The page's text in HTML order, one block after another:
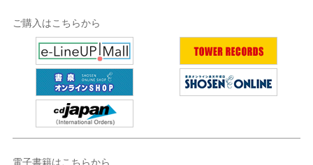
ご購入はこちらから
電子書籍はこちらから